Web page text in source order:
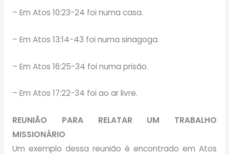
– Em Atos 10:23-24 foi numa casa.
– Em Atos 13:14-43 foi numa sinagoga.
– Em Atos 16:25-34 foi numa prisão.
– Em Atos 17:22-34 foi ao ar livre.
REUNIÃO PARA RELATAR UM TRABALHO
MISSIONÁRIO
Um exemplo dessa reunião é encontrado em Atos